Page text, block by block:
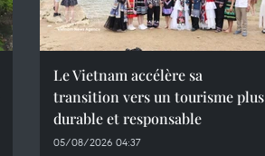
Le Vietnam accélère sa
transition vers un tourisme plus
durable et responsable
05/08/2026 04:37